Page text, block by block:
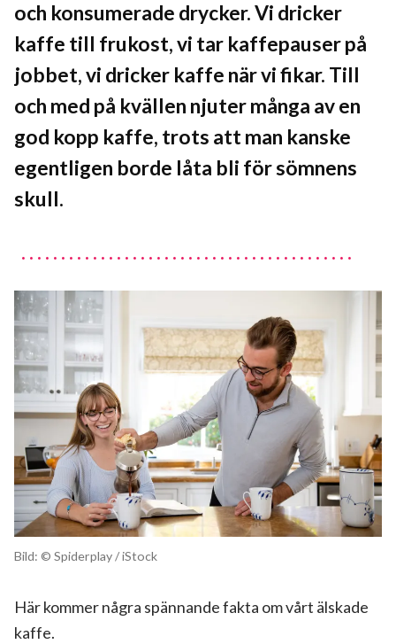
och konsumerade drycker. Vi dricker
kaffe till frukost, vi tar kaffepauser på
jobbet, vi dricker kaffe när vi fikar. Till
och med på kvällen njuter många av en
god kopp kaffe, trots att man kanske
egentligen borde låta bli för sömnens
skull.
Bild: © Spiderplay / iStock
Här kommer några spännande fakta om vårt älskade
kaffe.